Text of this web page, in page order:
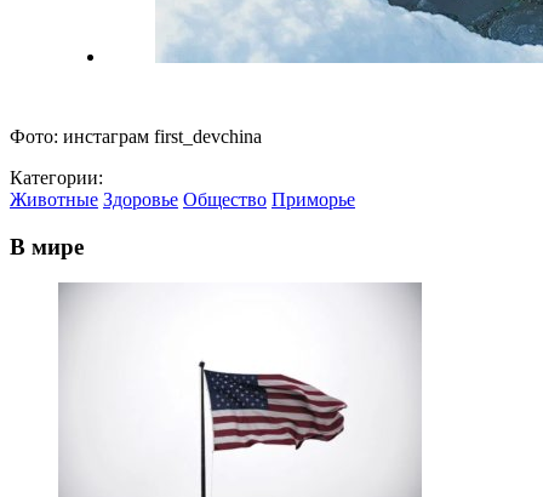
Фото: инстаграм first_devchina
Категории:
Животные Здоровье Общество Приморье
В мире